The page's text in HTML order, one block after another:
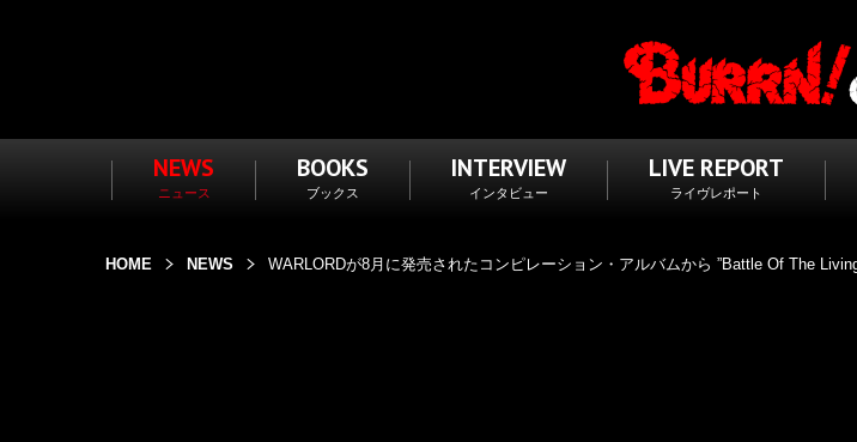
NEWS
ニュース
BOOKS
ブックス
INTERVIEW
インタビュー
LIVE REPORT
ライヴレポート
HOME NEWS WARLORDが8月に発売されたコンピレーション・アルバムから ”Battle Of The